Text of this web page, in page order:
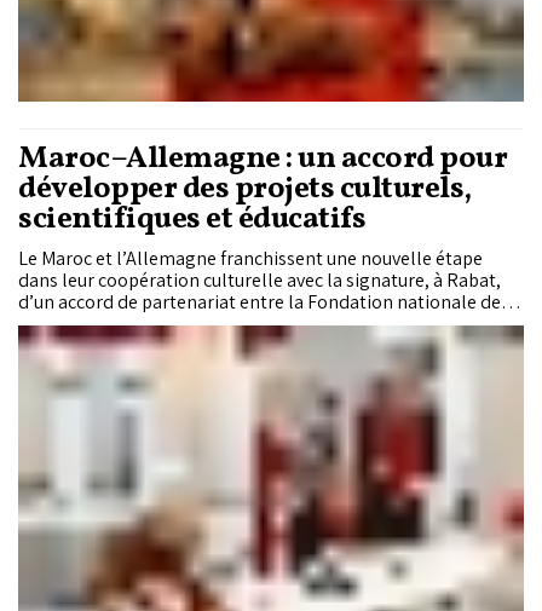
Maroc–Allemagne : un accord pour
développer des projets culturels,
scientifiques et éducatifs
Le Maroc et l’Allemagne franchissent une nouvelle étape
dans leur coopération culturelle avec la signature, à Rabat,
d’un accord de partenariat entre la Fondation nationale des
musées et la Fondation du patrimoine culturel prussien.
Cette convention ouvre la voie à des projets conjoints dans
les domaines muséal, scientifique, éducatif et culturel.